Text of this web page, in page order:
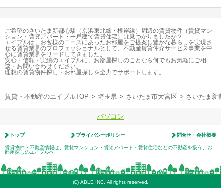
ご希望のさいたま新都心駅（京浜東北線・根岸線）周辺の賃貸物件（賃貸マン
ション・賃貸アパート・一戸建て賃貸住宅）は見つかりましたか？
エイブルは、お客様のニーズにあったお部屋をご提案し豊かな暮らしを実現さ
せる賃貸業界のプロフェッショナルとして、不動産賃貸仲介サービス事業を中
心に賃貸業界をリードしてきました。
安心・信頼・実績のエイブルに、お部屋探しのことなら何でもお気軽にご相
談・お問い合わせください。
理想の賃貸物件探し・お部屋探しを全力でサポートします。
賃貸・不動産のエイブルTOP > 埼玉県 > さいたま市大宮区 > さいたま新
パソコン
トップ プライバシーポリシー 問合せ・会社概要
賃貸物件・不動産情報は、賃貸マンション・賃貸アパート・賃貸住宅などの不動産を扱う、お
部屋探しのエイブルへ
(C) ABLE INC. All rights reserved.